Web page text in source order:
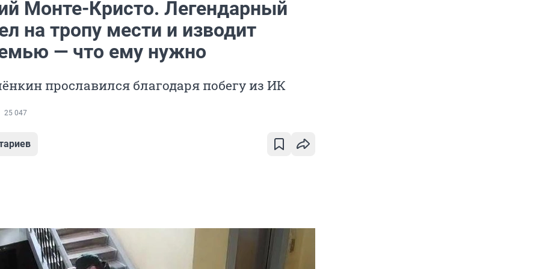
Монте-Кристо. Легендарный
на тропу мести и изводит
— что ему нужно
прославился благодаря побегу из ИК
25 047